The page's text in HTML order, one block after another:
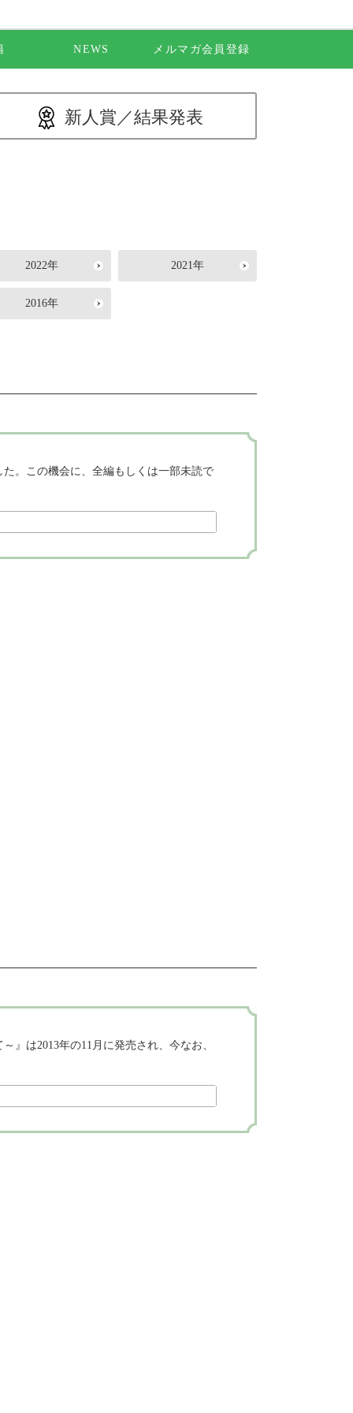
NEWS メルマガ会員登録
新人賞／結果発表
2022年 2021年
2016年
。この機会に、全編もしくは一部未読で
は2013年の11月に発売され、今なお、